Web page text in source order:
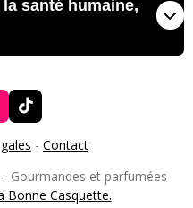
santé humaine,
T
i
k
T
k
- Contact
Gourmandes et parfumées
Bonne Casquette.